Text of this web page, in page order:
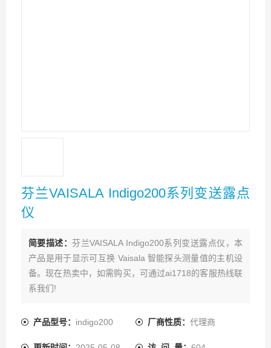
芬兰VAISALA Indigo200系列变送露点
仪
简要描述： 芬兰VAISALA Indigo200系列变送露点仪，本
产品是用于显示可互换 Vaisala 智能探头测量值的主机设
备。现在热卖中，如需购买，可通过ai1718的客服热线联
系我们!
产品型号： indigo200 厂商性质： 代理商